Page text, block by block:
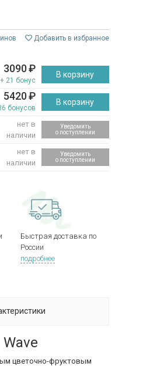
Добавить в избранное
3090₽
+ 21 бонус
В корзину
5420₽
бонусов
В корзину
нет в
наличии
Уведомить
о поступлении
нет в
наличии
Уведомить
о поступлении
Быстрая доставка по
России
подробнее
цветочно-фруктовым